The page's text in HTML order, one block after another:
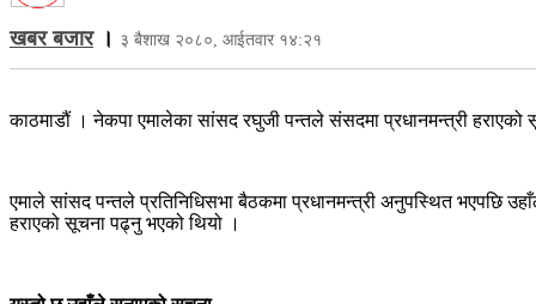
खबर बजार। ३ बैशाख २०८०, आईतवार १४:२१
काठमाडौं । नेकपा एमालेका सांसद रघुजी पन्तले संसदमा प्रधानमन्त्री
एमाले सांसद पन्तले प्रतिनिधिसभा बैठकमा प्रधानमन्त्री अनुपस्थित भएपछि
हराएको सूचना पढ्नु भएको थियो ।